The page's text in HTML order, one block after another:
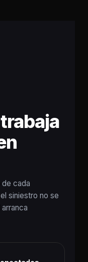
de cada
siniestro no se